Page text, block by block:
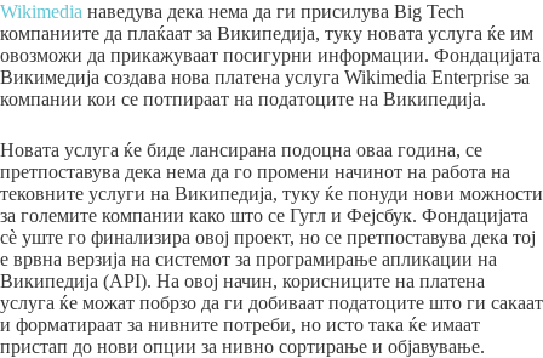
Wikimedia наведува дека нема да ги присилува Big Tech
компаниите да плаќаат за Википедија, туку новата услуга ќе им
овозможи да прикажуваат посигурни информации. Фондацијата
Викимедија создава нова платена услуга Wikimedia Enterprise за
компании кои се потпираат на податоците на Википедија.
Новата услуга ќе биде лансирана подоцна оваа година, се
претпоставува дека нема да го промени начинот на работа на
тековните услуги на Википедија, туку ќе понуди нови можности
за големите компании како што се Гугл и Фејсбук. Фондацијата
сè уште го финализира овој проект, но се претпоставува дека тој
е врвна верзија на системот за програмирање апликации на
Википедија (API). На овој начин, корисниците на платена
услуга ќе можат побрзо да ги добиваат податоците што ги сакаат
и форматираат за нивните потреби, но исто така ќе имаат
пристап до нови опции за нивно сортирање и објавување.